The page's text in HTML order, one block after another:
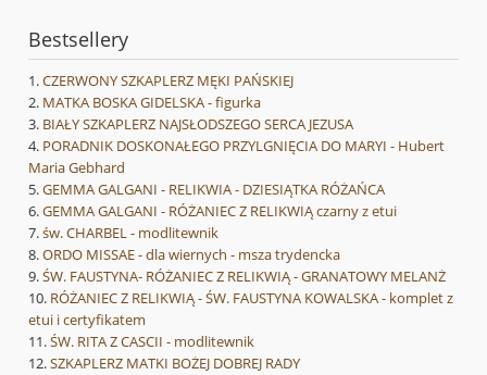
Bestsellery
CZERWONY SZKAPLERZ MĘKI PAŃSKIEJ
MATKA BOSKA GIDELSKA - figurka
BIAŁY SZKAPLERZ NAJSŁODSZEGO SERCA JEZUSA
PORADNIK DOSKONAŁEGO PRZYLGNIĘCIA DO MARYI - Hubert
Maria Gebhard
GEMMA GALGANI - RELIKWIA - DZIESIĄTKA RÓŻAŃCA
GEMMA GALGANI - RÓŻANIEC Z RELIKWIĄ czarny z etui
św. CHARBEL - modlitewnik
ORDO MISSAE - dla wiernych - msza trydencka
ŚW. FAUSTYNA- RÓŻANIEC Z RELIKWIĄ - GRANATOWY MELANŻ
RÓŻANIEC Z RELIKWIĄ - ŚW. FAUSTYNA KOWALSKA - komplet z
etui i certyfikatem
ŚW. RITA Z CASCII - modlitewnik
SZKAPLERZ MATKI BOŻEJ DOBREJ RADY